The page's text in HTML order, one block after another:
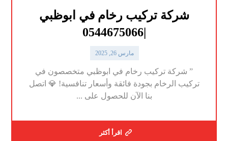
شركة تركيب رخام في ابوظبي
|0544675066
مارس 26, 2025
” شركة تركيب رخام في ابوظبي متخصصون في
تركيب الرخام بجودة فائقة وأسعار تنافسية! 💎 اتصل
بنا الآن للحصول على ...
اقرأ أكثر